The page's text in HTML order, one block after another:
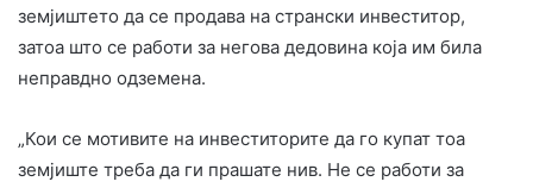
земјиштето да се продава на странски инвеститор,
затоа што се работи за негова дедовина која им била
неправдно одземена.
„Кои се мотивите на инвеститорите да го купат тоа
земјиште треба да ги прашате нив. Не се работи за